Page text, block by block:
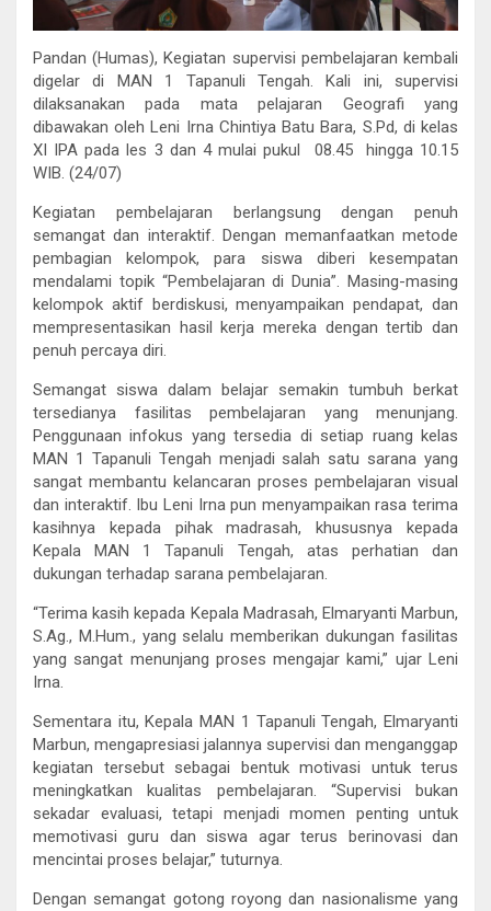
Pandan (Humas), Kegiatan supervisi pembelajaran kembali
digelar di MAN 1 Tapanuli Tengah. Kali ini, supervisi
dilaksanakan pada mata pelajaran Geografi yang
dibawakan oleh Leni Irna Chintiya Batu Bara, S.Pd, di kelas
XI IPA pada les 3 dan 4 mulai pukul 08.45 hingga 10.15
WIB. (24/07)
Kegiatan pembelajaran berlangsung dengan penuh
semangat dan interaktif. Dengan memanfaatkan metode
pembagian kelompok, para siswa diberi kesempatan
mendalami topik “Pembelajaran di Dunia”. Masing-masing
kelompok aktif berdiskusi, menyampaikan pendapat, dan
mempresentasikan hasil kerja mereka dengan tertib dan
penuh percaya diri.
Semangat siswa dalam belajar semakin tumbuh berkat
tersedianya fasilitas pembelajaran yang menunjang.
Penggunaan infokus yang tersedia di setiap ruang kelas
MAN 1 Tapanuli Tengah menjadi salah satu sarana yang
sangat membantu kelancaran proses pembelajaran visual
dan interaktif. Ibu Leni Irna pun menyampaikan rasa terima
kasihnya kepada pihak madrasah, khususnya kepada
Kepala MAN 1 Tapanuli Tengah, atas perhatian dan
dukungan terhadap sarana pembelajaran.
“Terima kasih kepada Kepala Madrasah, Elmaryanti Marbun,
S.Ag., M.Hum., yang selalu memberikan dukungan fasilitas
yang sangat menunjang proses mengajar kami,” ujar Leni
Irna.
Sementara itu, Kepala MAN 1 Tapanuli Tengah, Elmaryanti
Marbun, mengapresiasi jalannya supervisi dan menganggap
kegiatan tersebut sebagai bentuk motivasi untuk terus
meningkatkan kualitas pembelajaran. “Supervisi bukan
sekadar evaluasi, tetapi menjadi momen penting untuk
memotivasi guru dan siswa agar terus berinovasi dan
mencintai proses belajar,” tuturnya.
Dengan semangat gotong royong dan nasionalisme yang